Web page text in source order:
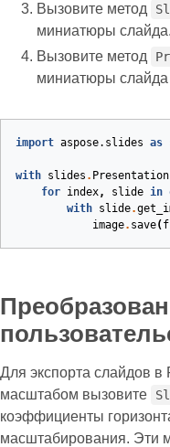
Вызовите метод
миниатюры слайда.
Вызовите метод
миниатюры
import aspose.slides as
with slides . Presentation
for index, slide in
with slide.
image. save( f
Для экспорта слайдов в
масштабом вызовите
коэффициенты
масштабирования. Эти